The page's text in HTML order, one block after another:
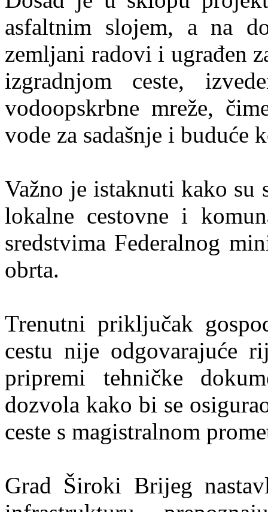
asfaltnim slojem, a na
zemljani radovi i ugrađen
izgradnjom ceste,
vodoopskrbne mreže,
vode za sadašnje i buduće
Važno je istaknuti kako su
lokalne cestovne i
sredstvima Federalnog
obrta.
Trenutni priključak
cestu nije odgovarajuće
pripremi tehničke
dozvola kako bi se
ceste s magistralnom
Grad Široki Brijeg